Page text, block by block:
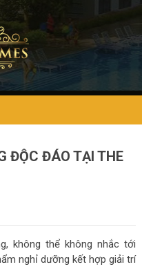
ĐỘC ĐÁO TẠI THE
không thể không nhắc tới
nghỉ dưỡng kết hợp giải trí